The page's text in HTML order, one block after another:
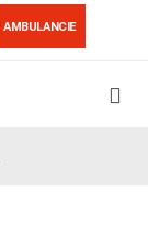
AMBULANCIE